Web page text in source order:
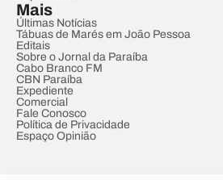
Mais
Últimas Notícias
Tábuas de Marés em João Pessoa
Editais
Sobre o Jornal da Paraíba
Cabo Branco FM
CBN Paraíba
Expediente
Comercial
Fale Conosco
Política de Privacidade
Espaço Opinião